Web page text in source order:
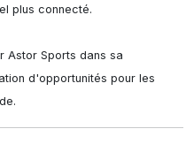
plus connecté.
Astor Sports dans sa
d'opportunités pour les